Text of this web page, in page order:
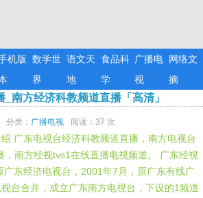
机版 数学世
界
语文天
地
食品科
学
广播电
视
网络文
摘
南方经济科教频道直播「高清」
分类： 广播电视 阅读：37 次
广东电视台经济科教频道直播，南方电视台
，南方经视tvs1在线直播电视频道。 广东经视
东经济电视台，2001年7月，原广东有线广
台合并，成立广东南方电视台，下设的1频道